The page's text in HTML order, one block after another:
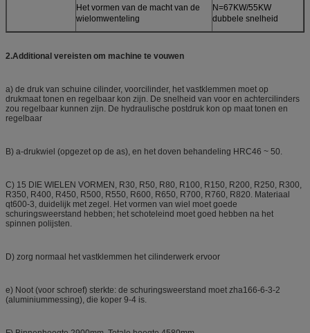
Het vormen van de macht van de
wielomwenteling
N=67KW/55KW
dubbele snelheid
2.Additional vereisten om machine te vouwen
a) de druk van schuine cilinder, voorcilinder, het vastklemmen moet op
drukmaat tonen en regelbaar kon zijn. De snelheid van voor en achtercilinders
zou regelbaar kunnen zijn. De hydraulische postdruk kon op maat tonen en
regelbaar
B) a-drukwiel (opgezet op de as), en het doven behandeling HRC46 ~ 50.
C) 15 DIE WIELEN VORMEN, R30, R50, R80, R100, R150, R200, R250, R300,
R350, R400, R450, R500, R550, R600, R650, R700, R760, R820. Materiaal
qt600-3, duidelijk met zegel. Het vormen van wiel moet goede
schuringsweerstand hebben; het schoteleind moet goed hebben na het
spinnen polijsten.
D) zorg normaal het vastklemmen het cilinderwerk ervoor
e) Noot (voor schroef) sterkte: de schuringsweerstand moet zha166-6-3-2
(aluminiummessing), die koper 9-4 is.